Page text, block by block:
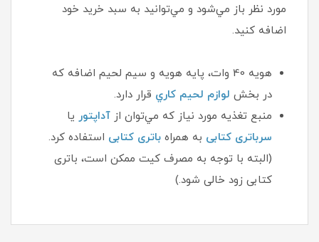
مورد نظر باز مي‌شود و مي‌توانيد به سبد خريد خود
اضافه كنيد.
هويه 40 وات، پايه هويه و سيم لحيم اضافه كه
در بخش لوازم لحيم كاري قرار دارد.
منبع تغذيه مورد نياز كه مي‌توان از آداپتور یا
سرباتری کتابی به همراه باتری کتابی استفاده كرد.
(البته با توجه به مصرف کیت ممکن است، باتری
کتابی زود خالی شود.)